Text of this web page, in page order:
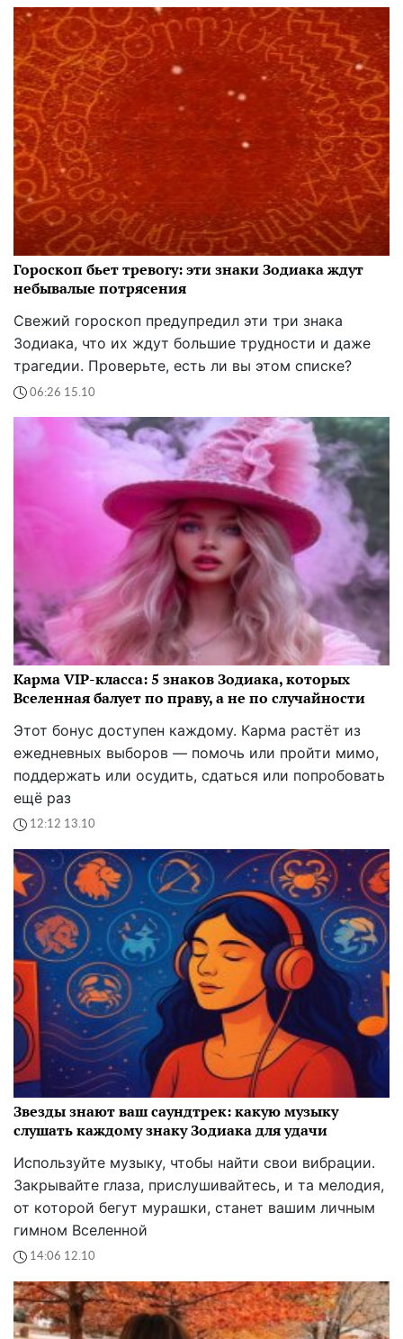
Гороскоп бьет тревогу: эти знаки Зодиака ждут
небывалые потрясения
Свежий гороскоп предупредил эти три знака
Зодиака, что их ждут большие трудности и даже
трагедии. Проверьте, есть ли вы этом списке?
06:26 15.10
Карма VIP-класса: 5 знаков Зодиака, которых
Вселенная балует по праву, а не по случайности
Этот бонус доступен каждому. Карма растёт из
ежедневных выборов — помочь или пройти мимо,
поддержать или осудить, сдаться или попробовать
ещё раз
12:12 13.10
Звезды знают ваш саундтрек: какую музыку
слушать каждому знаку Зодиака для удачи
Используйте музыку, чтобы найти свои вибрации.
Закрывайте глаза, прислушивайтесь, и та мелодия,
от которой бегут мурашки, станет вашим личным
гимном Вселенной
14:06 12.10